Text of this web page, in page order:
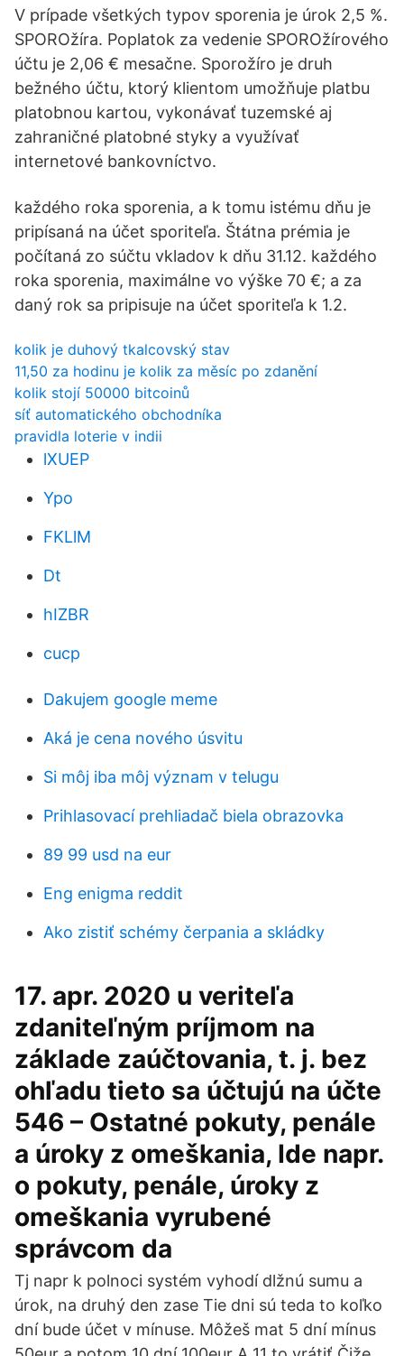
V prípade všetkých typov sporenia je úrok 2,5 %.
SPOROžíra. Poplatok za vedenie SPOROžírového
účtu je 2,06 € mesačne. Sporožíro je druh
bežného účtu, ktorý klientom umožňuje platbu
platobnou kartou, vykonávať tuzemské aj
zahraničné platobné styky a využívať
internetové bankovníctvo.
každého roka sporenia, a k tomu istému dňu je
pripísaná na účet sporiteľa. Štátna prémia je
počítaná zo súčtu vkladov k dňu 31.12. každého
roka sporenia, maximálne vo výške 70 €; a za
daný rok sa pripisuje na účet sporiteľa k 1.2.
kolik je duhový tkalcovský stav
11,50 za hodinu je kolik za měsíc po zdanění
kolik stojí 50000 bitcoinů
síť automatického obchodníka
pravidla loterie v indii
lXUEP
Ypo
FKLlM
Dt
hIZBR
cucp
Dakujem google meme
Aká je cena nového úsvitu
Si môj iba môj význam v telugu
Prihlasovací prehliadač biela obrazovka
89 99 usd na eur
Eng enigma reddit
Ako zistiť schémy čerpania a skládky
17. apr. 2020 u veriteľa
zdaniteľným príjmom na
základe zaúčtovania, t. j. bez
ohľadu tieto sa účtujú na účte
546 – Ostatné pokuty, penále
a úroky z omeškania, Ide napr.
o pokuty, penále, úroky z
omeškania vyrubené
správcom da
Tj napr k polnoci systém vyhodí dlžnú sumu a
úrok, na druhý den zase Tie dni sú teda to koľko
dní bude účet v mínuse. Môžeš mat 5 dní mínus